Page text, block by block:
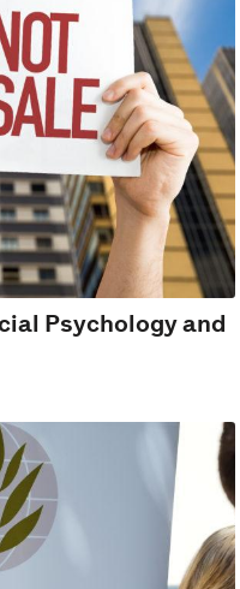
Psychology and